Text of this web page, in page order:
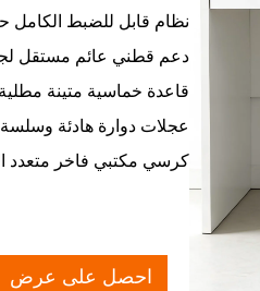
نظام قابل للضبط الكامل
دعم قطني عائم مستقل
قاعدة خماسية متينة
عجلات دوارة هادئة
كرسي مكتبي فاخر متعدد
احصل على عرض